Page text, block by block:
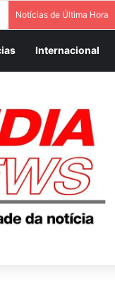
Notícias de Última Hora
Internacional